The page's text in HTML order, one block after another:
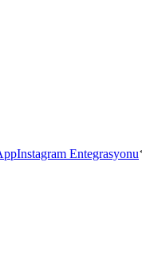
Instagram Entegrasyonu